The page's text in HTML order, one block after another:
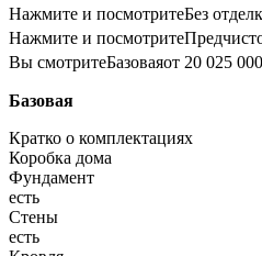
Нажмите и посмотритеБез
Нажмите и посмотрите
Вы смотритеБазоваяот 20 025
Базовая
Кратко о комплектациях
Коробка дома
Фундамент
есть
Стены
есть